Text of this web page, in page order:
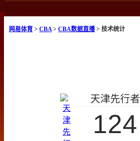
网易体育 > CBA> CBA数据直播> 技术统计
天津先行者
124